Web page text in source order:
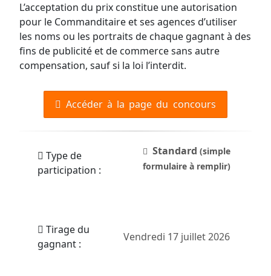
L’acceptation du prix constitue une autorisation
pour le Commanditaire et ses agences d’utiliser
les noms ou les portraits de chaque gagnant à des
fins de publicité et de commerce sans autre
compensation, sauf si la loi l’interdit.
Accéder à la page du concours
Type de
participation :
Standard (simple
formulaire à remplir)
Tirage du
gagnant :
Vendredi 17 juillet 2026